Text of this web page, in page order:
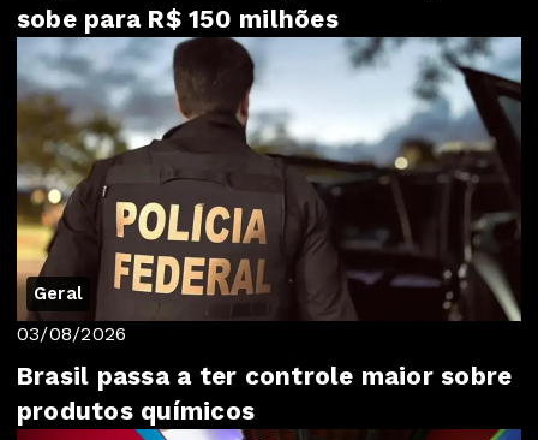
sobe para R$ 150 milhões
Geral
03/08/2026
Brasil passa a ter controle maior sobre
produtos químicos